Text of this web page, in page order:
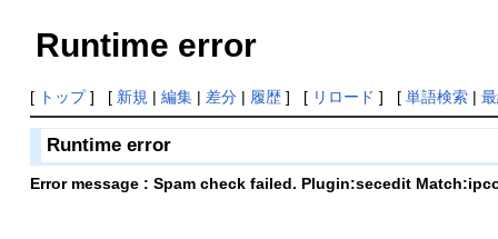
Runtime error
[ トップ] [ 新規 | 編集| 差分| 履歴] [ リロード ] [ 単語検索|
Runtime error
Error message : Spam check failed. Plugin:secedit